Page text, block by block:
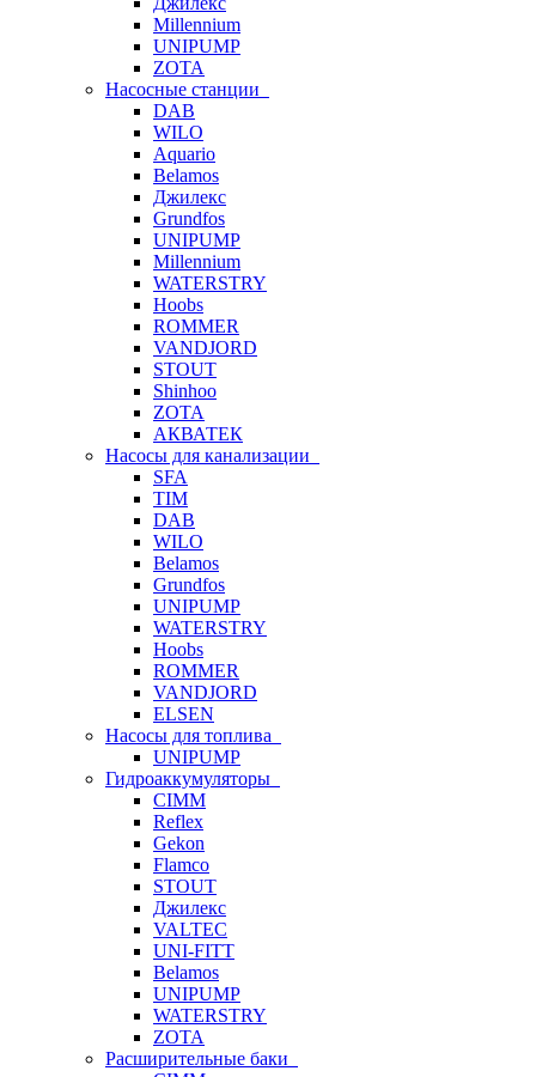
Millennium
UNIPUMP
ZOTA
Насосные станции
DAB
WILO
Aquario
Belamos
Джилекс
Grundfos
UNIPUMP
Millennium
WATERSTRY
Hoobs
ROMMER
VANDJORD
STOUT
Shinhoo
ZOTA
АКВАТЕК
Насосы для канализации
SFA
TIM
DAB
WILO
Belamos
Grundfos
UNIPUMP
WATERSTRY
Hoobs
ROMMER
VANDJORD
ELSEN
Насосы для топлива
UNIPUMP
Гидроаккумуляторы
CIMM
Reflex
Gekon
Flamco
STOUT
Джилекс
VALTEC
UNI-FITT
Belamos
UNIPUMP
WATERSTRY
ZOTA
Расширительные баки